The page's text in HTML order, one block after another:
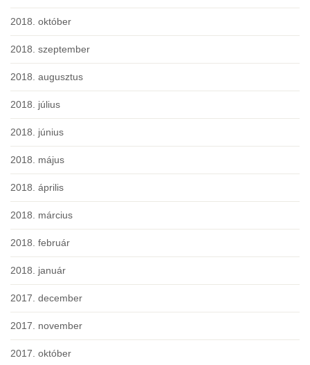
2018. október
2018. szeptember
2018. augusztus
2018. július
2018. június
2018. május
2018. április
2018. március
2018. február
2018. január
2017. december
2017. november
2017. október